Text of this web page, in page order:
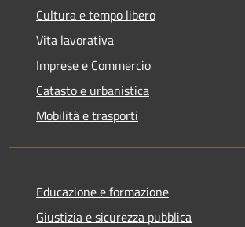
Cultura e tempo libero
Vita lavorativa
Imprese e Commercio
Catasto e urbanistica
Mobilità e trasporti
Educazione e formazione
Giustizia e sicurezza pubblica